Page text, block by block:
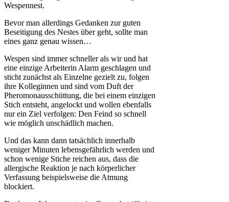
Wespennest.
Bevor man allerdings Gedanken zur guten
Beseitigung des Nestes über geht, sollte man
eines ganz genau wissen…
Wespen sind immer schneller als wir und hat
eine einzige Arbeiterin Alarm geschlagen und
sticht zunächst als Einzelne gezielt zu, folgen
ihre Kolleginnen und sind vom Duft der
Pheromonausschüttung, die bei einem einzigen
Stich entsteht, angelockt und wollen ebenfalls
nur ein Ziel verfolgen: Den Feind so schnell
wie möglich unschädlich machen.
Und das kann dann tatsächlich innerhalb
weniger Minuten lebensgefährlich werden und
schon wenige Stiche reichen aus, dass die
allergische Reaktion je nach körperlicher
Verfassung beispielsweise die Atmung
blockiert.